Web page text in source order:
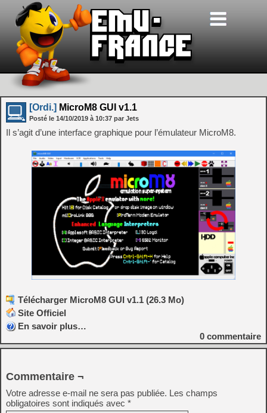
[Ordi.] MicroM8 GUI v1.1
Posté le 14/10/2019 à 10:37 par Jets
Il s’agit d’une interface graphique pour l’émulateur MicroM8.
Télécharger MicroM8 GUI v1.1 (26.3 Mo)
Site Officiel
En savoir plus…
0 commentaire
Commentaire ¬
Votre adresse e-mail ne sera pas publiée. Les champs
obligatoires sont indiqués avec *